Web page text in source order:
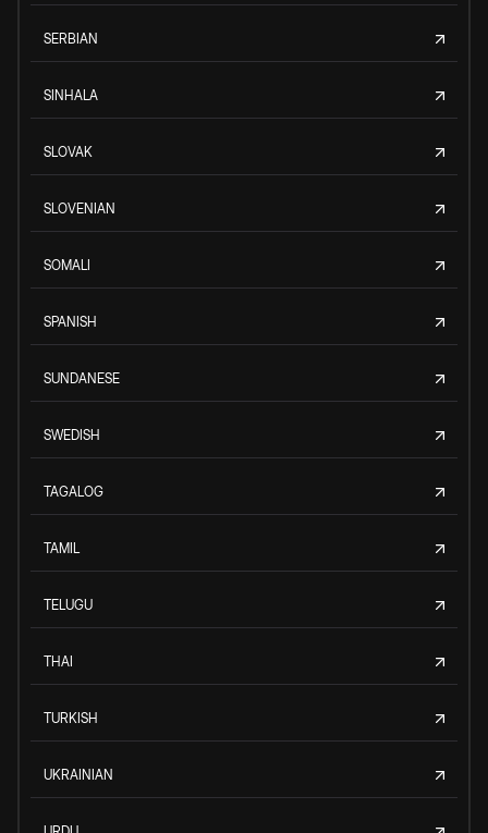
SERBIAN
SINHALA
SLOVAK
SLOVENIAN
SOMALI
SPANISH
SUNDANESE
SWEDISH
TAGALOG
TAMIL
TELUGU
THAI
TURKISH
UKRAINIAN